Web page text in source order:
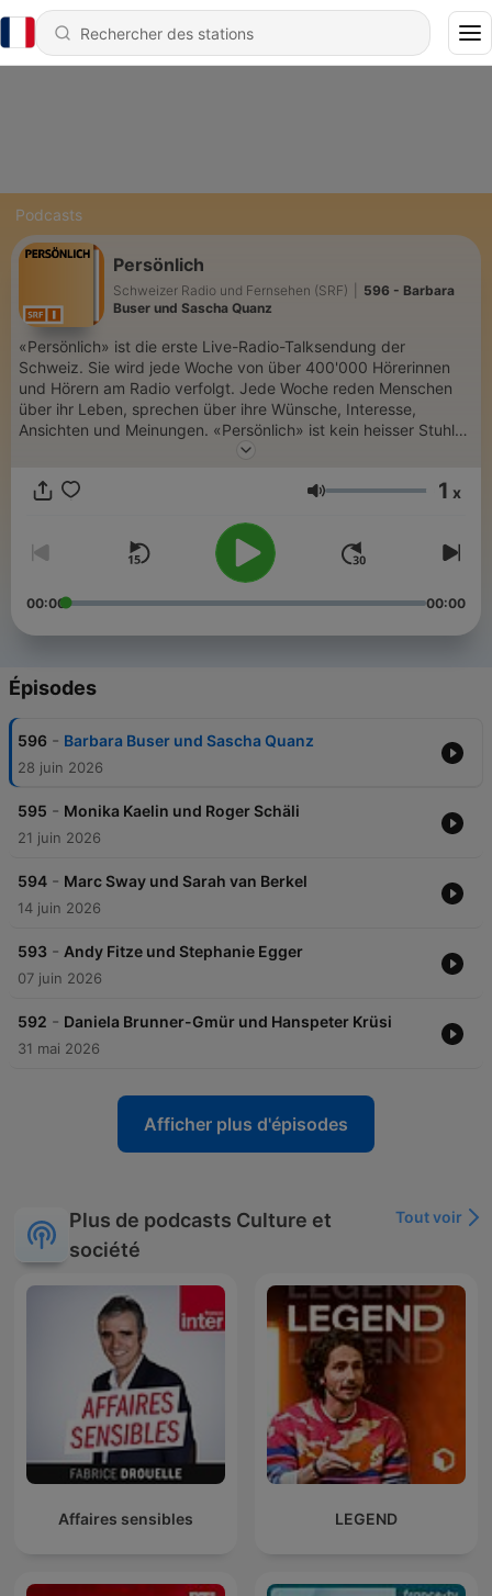
Podcasts
Persönlich
Schweizer Radio und Fernsehen (SRF)
596 - Barbara
Buser und Sascha Quanz
«Persönlich» ist die erste Live-Radio-Talksendung der
Schweiz. Sie wird jede Woche von über 400'000 Hörerinnen
und Hörern am Radio verfolgt. Jede Woche reden Menschen
über ihr Leben, sprechen über ihre Wünsche, Interesse,
Ansichten und Meinungen. «Persönlich» ist kein heisser Stuhl
und auch keine Informationssendung, sondern ein Gespräch
eingeladen, die aufgrund ihrer Lebenserfahrungen etwas zu
Volume 1 x
00:00 00:00
Épisodes
596 - Barbara Buser und Sascha Quanz
28 juin 2026
595 - Monika Kaelin und Roger Schäli
21 juin 2026
594 - Marc Sway und Sarah van Berkel
14 juin 2026
593 - Andy Fitze und Stephanie Egger
07 juin 2026
592 - Daniela Brunner-Gmür und Hanspeter Krüsi
31 mai 2026
Afficher plus d'épisodes
Plus de podcasts Culture et
société
Tout voir
Affaires sensibles LEGEND